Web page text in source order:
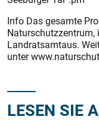
Info Das gesamte
Naturschutzzentrum,
Landratsamtaus.
unter
LESEN SIE